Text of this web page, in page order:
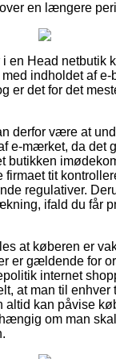
en længere
en Head netbutik
indholdet af e-
er det for det
derfor være at
e-mærket, da det
butikken
firmaet tit
regulativer.
ifald du får
at køberen er
er gældende for
internet
at man til enhver
altid kan påvise
om man